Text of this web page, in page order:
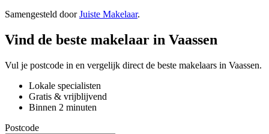
Samengesteld doorJuiste Makelaar.
Vind de beste makelaar in Vaassen
Vul je postcode in en vergelijk direct de beste makelaars in Vaassen.
Lokale specialisten
Gratis & vrijblijvend
Binnen 2 minuten
Postcode